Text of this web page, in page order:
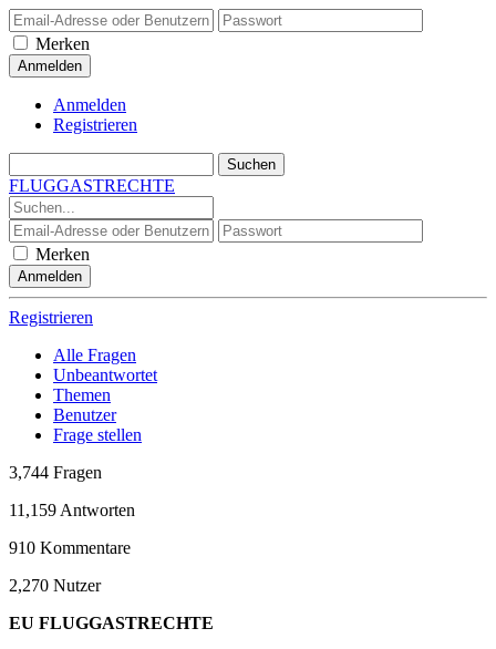
Merken
Anmelden
Registrieren
FLUGGASTRECHTE
Merken
Registrieren
Alle Fragen
Unbeantwortet
Themen
Benutzer
Frage stellen
3,744 Fragen
11,159 Antworten
910 Kommentare
2,270 Nutzer
EU FLUGGASTRECHTE